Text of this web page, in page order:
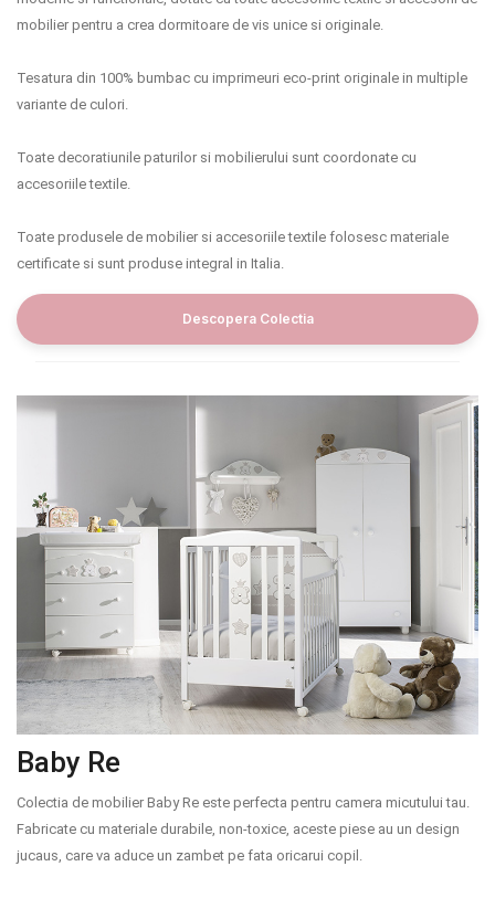
mobilier pentru a crea dormitoare de vis unice si originale.
Tesatura din 100% bumbac cu imprimeuri eco-print originale in multiple
variante de culori.
Toate decoratiunile paturilor si mobilierului sunt coordonate cu
accesoriile textile.
Toate produsele de mobilier si accesoriile textile folosesc materiale
certificate si sunt produse integral in Italia.
Descopera Colectia
Baby Re
Colectia de mobilier Baby Re este perfecta pentru camera micutului tau.
Fabricate cu materiale durabile, non-toxice, aceste piese au un design
jucaus, care va aduce un zambet pe fata oricarui copil.